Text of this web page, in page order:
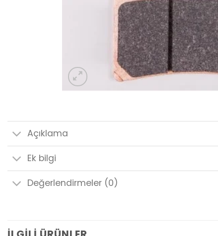
Açıklama
Ek bilgi
Değerlendirmeler (0)